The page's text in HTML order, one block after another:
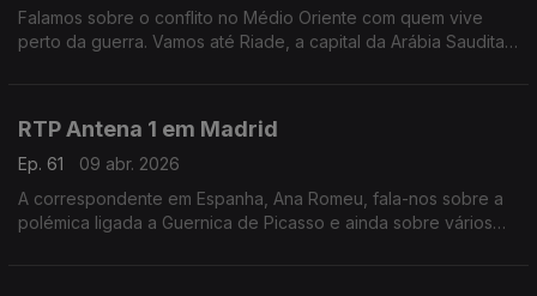
Falamos sobre o conflito no Médio Oriente com quem vive
perto da guerra. Vamos até Riade, a capital da Arábia Saudita,
RTP Antena 1 em Madrid
Ep. 61
09 abr. 2026
A correspondente em Espanha, Ana Romeu, fala-nos sobre a
polémica ligada a Guernica de Picasso e ainda sobre vários